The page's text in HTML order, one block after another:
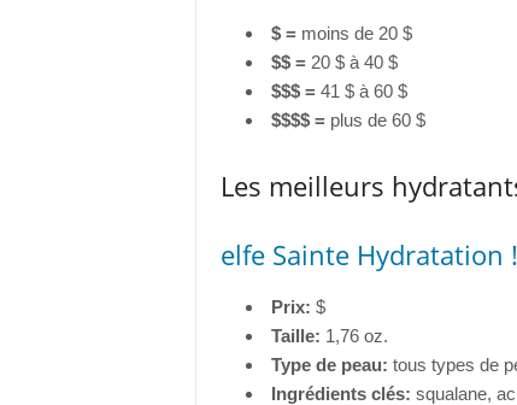
$ =moins de 20 $
$$ =20 $ à 40 $
$$$ =41 $ à 60 $
$$$$ =plus de 60 $
Les meilleurs
elfe Sainte Hydratation
Prix: $
Taille: 1,76 oz.
Type de peau: tous types de
Ingrédients clés: squalane,